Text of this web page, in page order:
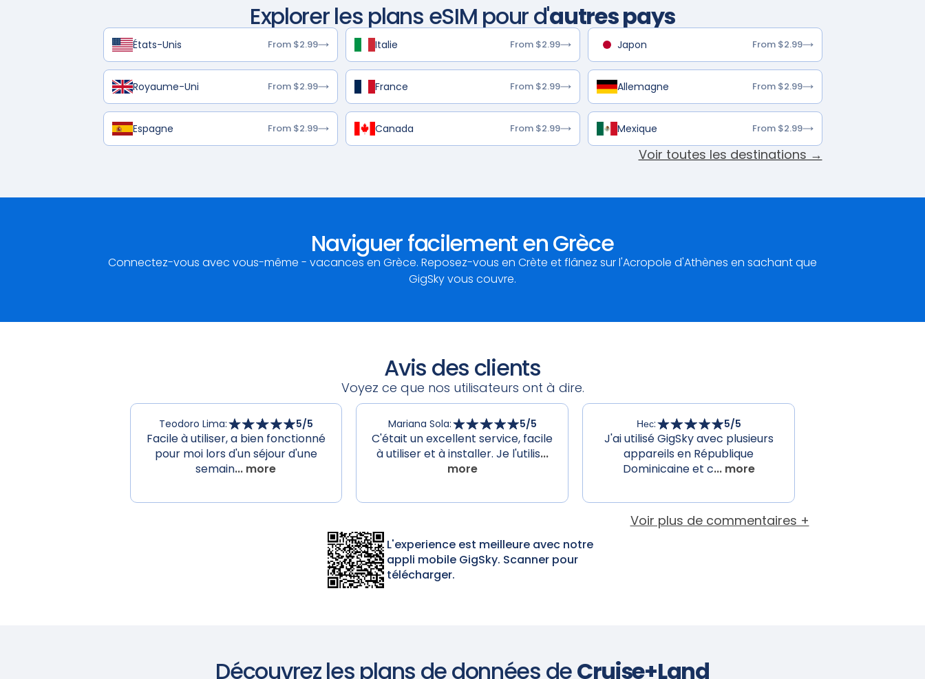
Explorer les plans eSIM pour d'autres pays
États-Unis From $2.99 Italie From $2.99 Japon From $2.99
Royaume-Uni From $2.99 France From $2.99 Allemagne From $2.99
Espagne From $2.99 Canada From $2.99 Mexique From $2.99
Voir toutes les destinations →
Naviguer facilement en Grèce
Connectez-vous avec vous-même - vacances en Grèce. Reposez-vous en Crète et flânez sur l'Acropole d'Athènes en sachant que
GigSky vous couvre.
Avis des clients
Voyez ce que nos utilisateurs ont à dire.
Teodoro Lima: 5/5
Facile à utiliser, a bien fonctionné
pour moi lors d'un séjour d'une
semain... more
Mariana Sola: 5/5
C'était un excellent service, facile
à utiliser et à installer. Je l'utilis...
more
Нес: 5/5
J'ai utilisé GigSky avec plusieurs
appareils en République
Dominicaine et c... more
Voir plus de commentaires +
L'experience est meilleure avec notre
appli mobile GigSky. Scanner pour
télécharger.
Découvrez les plans de données deCruise+Land